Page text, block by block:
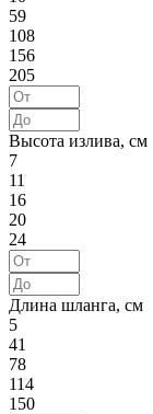
59
108
156
205
Высота излива, см
7
11
16
20
24
Длина шланга, см
5
41
78
114
150